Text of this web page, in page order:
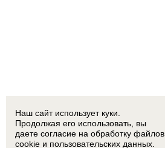
Наш сайт использует куки.
Продолжая его использовать, вы
даете согласие на обработку файлов
cookie и пользовательских данных.